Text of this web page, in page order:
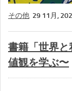
その他 29 11月,
書籍「世界と
値観を学ぶ〜